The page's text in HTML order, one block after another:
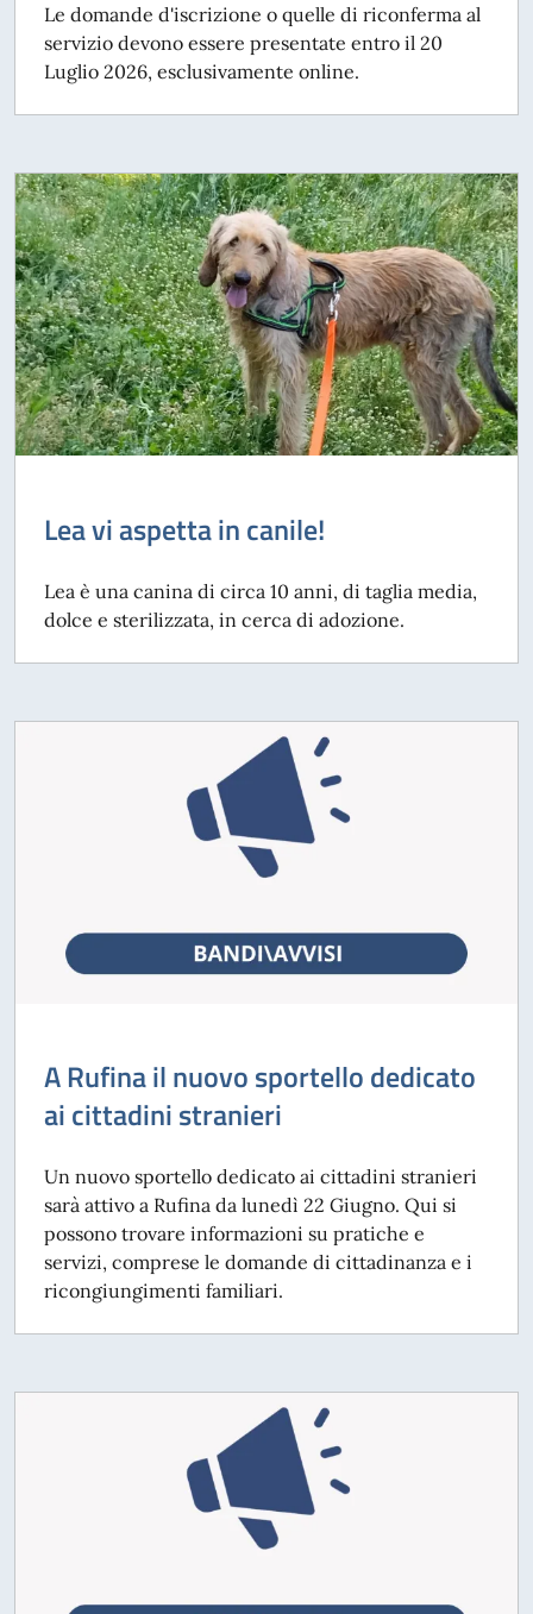
Le domande d'iscrizione o quelle di riconferma al
servizio devono essere presentate entro il 20
Luglio 2026, esclusivamente online.
Lea vi aspetta in canile!
Lea è una canina di circa 10 anni, di taglia media,
dolce e sterilizzata, in cerca di adozione.
A Rufina il nuovo sportello dedicato
ai cittadini stranieri
Un nuovo sportello dedicato ai cittadini stranieri
sarà attivo a Rufina da lunedì 22 Giugno. Qui si
possono trovare informazioni su pratiche e
servizi, comprese le domande di cittadinanza e i
ricongiungimenti familiari.